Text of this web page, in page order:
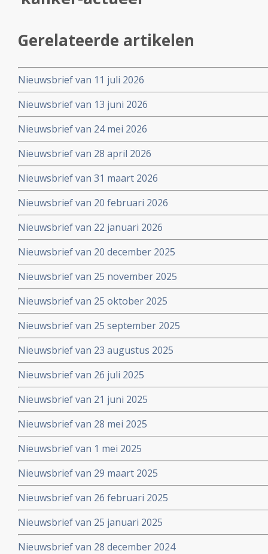
Gerelateerde artikelen
Nieuwsbrief van 11 juli 2026
Nieuwsbrief van 13 juni 2026
Nieuwsbrief van 24 mei 2026
Nieuwsbrief van 28 april 2026
Nieuwsbrief van 31 maart 2026
Nieuwsbrief van 20 februari 2026
Nieuwsbrief van 22 januari 2026
Nieuwsbrief van 20 december 2025
Nieuwsbrief van 25 november 2025
Nieuwsbrief van 25 oktober 2025
Nieuwsbrief van 25 september 2025
Nieuwsbrief van 23 augustus 2025
Nieuwsbrief van 26 juli 2025
Nieuwsbrief van 21 juni 2025
Nieuwsbrief van 28 mei 2025
Nieuwsbrief van 1 mei 2025
Nieuwsbrief van 29 maart 2025
Nieuwsbrief van 26 februari 2025
Nieuwsbrief van 25 januari 2025
Nieuwsbrief van 28 december 2024